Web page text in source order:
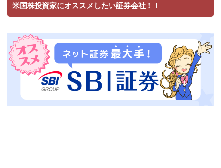
米国株投資家にオススメしたい証券会社！！